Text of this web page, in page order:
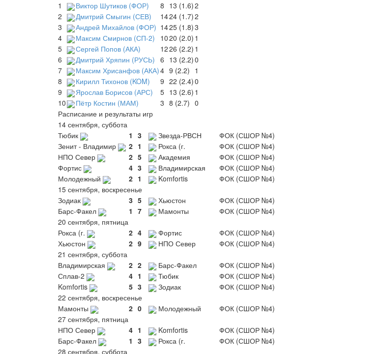
1
Виктор Шутиков (ФОР) 8 13 (1.6)2
2
Дмитрий Смыгин (СЕВ) 1424 (1.7)2
3
Андрей Михайлов (ФОР) 1425 (1.8)3
4
Максим Смирнов (СП-2) 1020 (2.0) 1
5
Сергей Попов (АКА) 1226 (2.2) 1
6
Дмитрий Хряпин (РУСЬ) 6 13 (2.2)0
7
Максим Хрисанфов (АКА)4 9 (2.2) 1
8
Кирилл Тихонов (KOM) 9 22 (2.4)0
9
Ярослав Борисов (АРС) 5 13 (2.6) 1
10
Пётр Костин (МАМ) 3 8 (2.7) 0
Расписание и результаты игр
14 сентября, суббота
Тюбик
1 3 Звезда-РВСН
ФОК (СШОР №4)
Зенит - Владимир
2 1 Рокса (г.
ФОК (СШОР №4)
НПО Север
2 5 Академия
ФОК (СШОР №4)
Фортис
4 3 Владимирская
ФОК (СШОР №4)
Молодежный
2 1 Komfortis
ФОК (СШОР №4)
15 сентября, воскресенье
Зодиак
3 5 Хьюстон
ФОК (СШОР №4)
Барс-Факел
1 7 Мамонты
ФОК (СШОР №4)
20 сентября, пятница
Рокса (г.
2 4 Фортис
ФОК (СШОР №4)
Хьюстон
2 9 НПО Север
ФОК (СШОР №4)
21 сентября, суббота
Владимирская
2 2 Барс-Факел
ФОК (СШОР №4)
Сплав-2
4 1 Тюбик
ФОК (СШОР №4)
Komfortis
5 3 Зодиак
ФОК (СШОР №4)
22 сентября, воскресенье
Мамонты
2 0 Молодежный
ФОК (СШОР №4)
27 сентября, пятница
НПО Север
4 1 Komfortis
ФОК (СШОР №4)
Барс-Факел
1 3 Рокса (г.
ФОК (СШОР №4)
28 сентября, суббота